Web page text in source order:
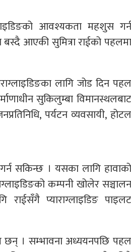
आवश्यकता महशुस गर्न
आएकी सुमित्रा राईको पहलमा
लागि जोड दिन पहल
सुकिलुम्बा विमानस्थलबाट
पर्यटन व्यवसायी, होटल
सकिन्छ । यसका लागि हावाको
कम्पनी खोलेर सञ्चालन
प्याराग्लाइडिङ पाइलट
छन् । सम्भावना अध्ययनपछि पहल